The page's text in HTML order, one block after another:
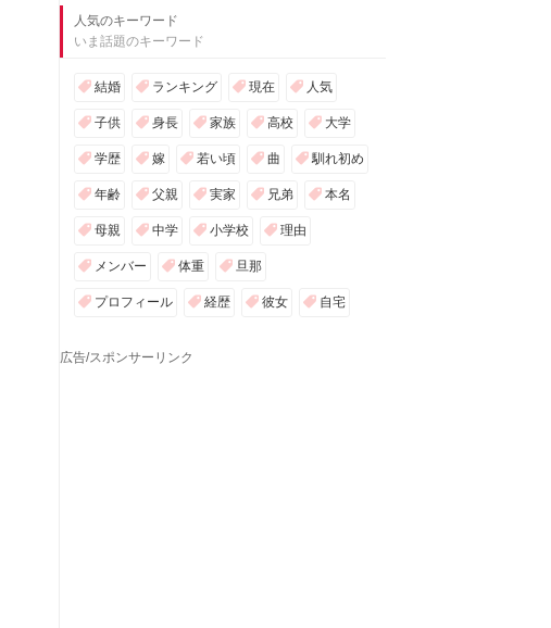
人気のキーワード
いま話題のキーワード
結婚 ランキング 現在 人気
子供 身長 家族 高校 大学
学歴 嫁 若い頃 曲 馴れ初め
年齢 父親 実家 兄弟 本名
母親 中学 小学校 理由
メンバー 体重 旦那
プロフィール 経歴 彼女 自宅
広告/スポンサーリンク